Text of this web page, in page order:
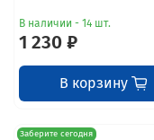
В наличии - 14 шт.
1 230 ₽
В корзину
Заберите сегодня